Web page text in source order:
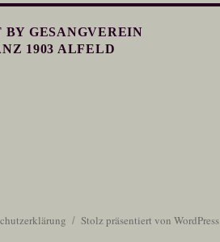
BY GESANGVEREIN
1903 ALFELD
Stolz präsentiert von WordPress